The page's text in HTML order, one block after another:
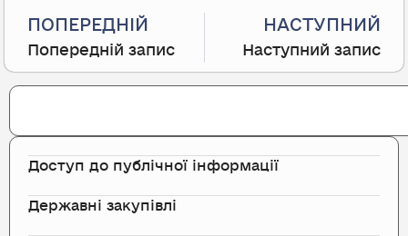
ПОПЕРЕДНІЙ
Попередній запис
НАСТУПНИЙ
Наступний запис
Search
Доступ до публічної інформації
Державні закупівлі